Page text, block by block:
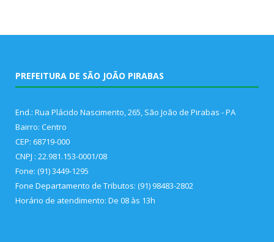
PREFEITURA DE SÃO JOÃO PIRABAS
End.: Rua Plácido Nascimento, 265, São João de Pirabas - PA
Bairro: Centro
CEP: 68719-000
CNPJ : 22.981.153-0001/08
Fone: (91) 3449-1295
Fone Departamento de Tributos: (91) 98483-2802
Horário de atendimento: De 08 às 13h